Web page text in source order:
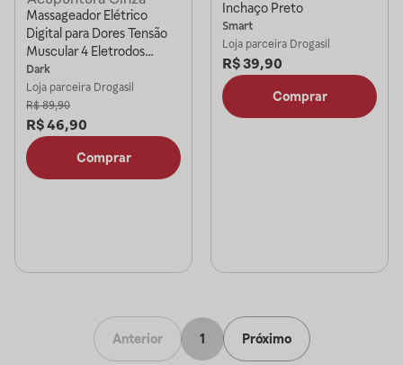
Massageador Elétrico
Digital para Dores Tensão
Muscular 4 Eletrodos
Fisioterapia Acupuntura
Cinza
Dark
Loja parceira Drogasil
R$ 89,90
R$46,90
Comprar
Inchaço Preto
Smart
Loja parceira Drogasil
R$39,90
Comprar
Anterior 1 Próximo